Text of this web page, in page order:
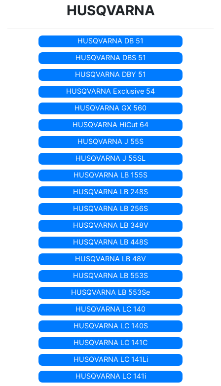
HUSQVARNA
HUSQVARNA DB 51
HUSQVARNA DBS 51
HUSQVARNA DBY 51
HUSQVARNA Exclusive 54
HUSQVARNA GX 560
HUSQVARNA HiCut 64
HUSQVARNA J 55S
HUSQVARNA J 55SL
HUSQVARNA LB 155S
HUSQVARNA LB 248S
HUSQVARNA LB 256S
HUSQVARNA LB 348V
HUSQVARNA LB 448S
HUSQVARNA LB 48V
HUSQVARNA LB 553S
HUSQVARNA LB 553Se
HUSQVARNA LC 140
HUSQVARNA LC 140S
HUSQVARNA LC 141C
HUSQVARNA LC 141Li
HUSQVARNA LC 141i